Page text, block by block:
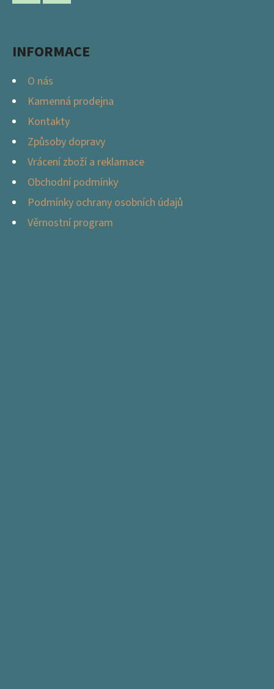
S
INFORMACE
O nás
Kamenná prodejna
Kontakty
Způsoby dopravy
Vrácení zboží a reklamace
Obchodní podmínky
Podmínky ochrany osobních údajů
Věrnostní program